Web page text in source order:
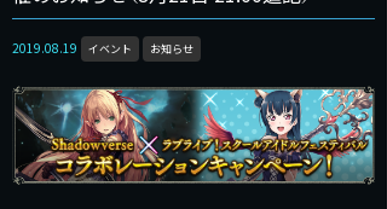
2019.08.19 イベント お知らせ